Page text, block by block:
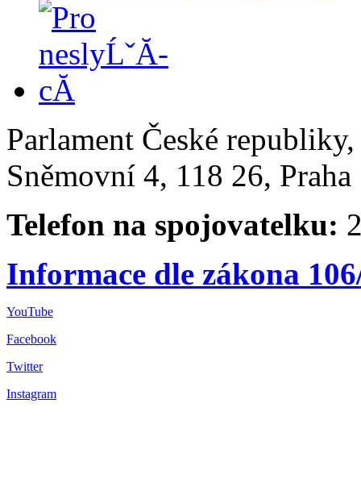
Parlament České
Sněmovní 4, 118 26,
Telefon na spojovatelku:
Informace dle zákona
YouTube
Facebook
Twitter
Instagram